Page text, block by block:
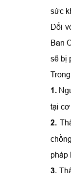
sức
Đối
Ban
sẽ bị
1.
tại
2.
pháp
3.